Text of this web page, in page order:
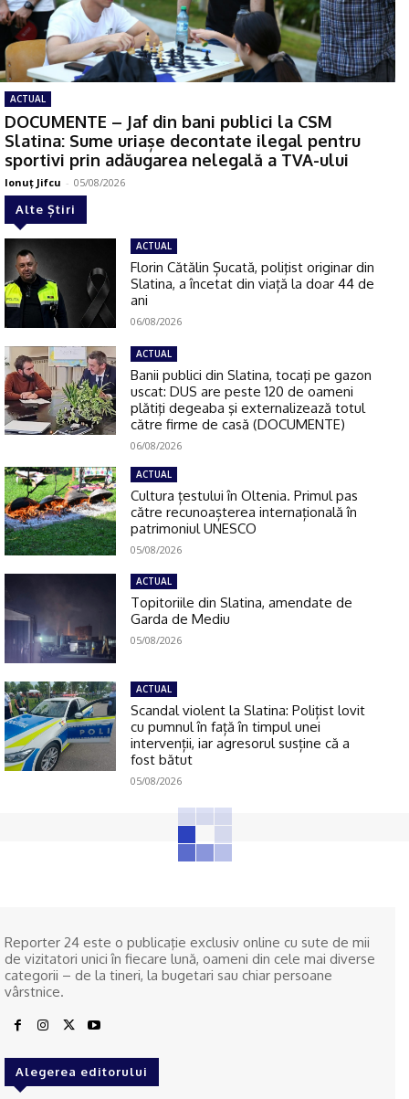
ACTUAL
DOCUMENTE – Jaf din bani publici la CSM
Slatina: Sume uriașe decontate ilegal pentru
sportivi prin adăugarea nelegală a TVA-ului
Ionuţ Jifcu - 05/08/2026
Alte Știri
ACTUAL
Florin Cătălin Șucată, poliţist originar din
Slatina, a încetat din viață la doar 44 de
ani
06/08/2026
ACTUAL
Banii publici din Slatina, tocaţi pe gazon
uscat: DUS are peste 120 de oameni
plătiţi degeaba şi externalizează totul
către firme de casă (DOCUMENTE)
06/08/2026
ACTUAL
Cultura țestului în Oltenia. Primul pas
către recunoașterea internațională în
patrimoniul UNESCO
05/08/2026
ACTUAL
Topitoriile din Slatina, amendate de
Garda de Mediu
05/08/2026
ACTUAL
Scandal violent la Slatina: Polițist lovit
cu pumnul în față în timpul unei
intervenții, iar agresorul susține că a
fost bătut
05/08/2026
Reporter 24 este o publicaţie exclusiv online cu sute de mii
de vizitatori unici în fiecare lună, oameni din cele mai diverse
categorii – de la tineri, la bugetari sau chiar persoane
vârstnice.
Alegerea editorului